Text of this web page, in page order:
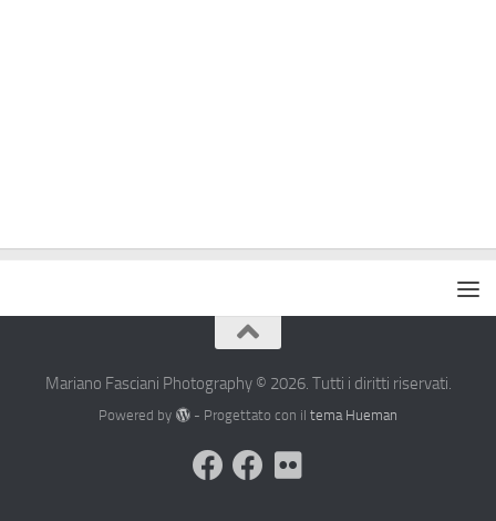
Mariano Fasciani Photography © 2026. Tutti i diritti riservati.
Powered by - Progettato con il tema Hueman